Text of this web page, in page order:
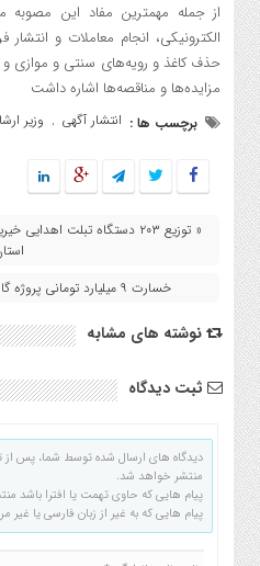
از جمله مهمترین مفاد این مصوبه
الکترونیکی، انجام معاملات و
حذف کاغذ و رویه‌های سنتی و موازی
مزایده‌ها و مناقصه‌ها اشاره داشت
برچسب ها : انتشار آگهی , وزیر
« توزیع ۲۰۳ دستگاه تبلت
خسارت ۹ میلیارد تومانی پروژه گازرسانی به اراضی ملی البرز »
نوشته های مشابه
ثبت دیدگاه
دیدگاه های ارسال شده توسط شما، پس
منتشر خواهد شد.
پیام هایی که حاوی تهمت یا افترا باشد
پیام هایی که به غیر از زبان فارسی یا